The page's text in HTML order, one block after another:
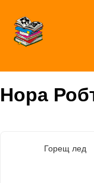
Нора
Горещ лед